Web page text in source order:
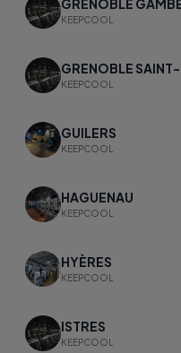
GRENOBLE
KEEPCOOL
GRENOBLE
KEEPCOOL
GUILERS
KEEPCOOL
HAGUENAU
KEEPCOOL
HYÈRES
KEEPCOOL
ISTRES
KEEPCOOL